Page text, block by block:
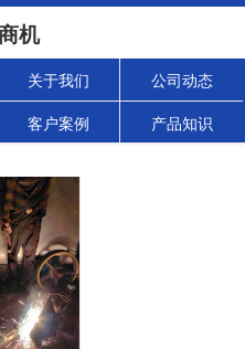
机
关于我们 公司动态
客户案例 产品知识